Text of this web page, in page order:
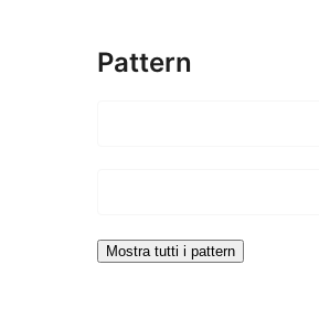
Pattern
Mostra tutti i pattern